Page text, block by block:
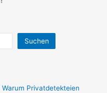
Suchen
Privatdetekteien